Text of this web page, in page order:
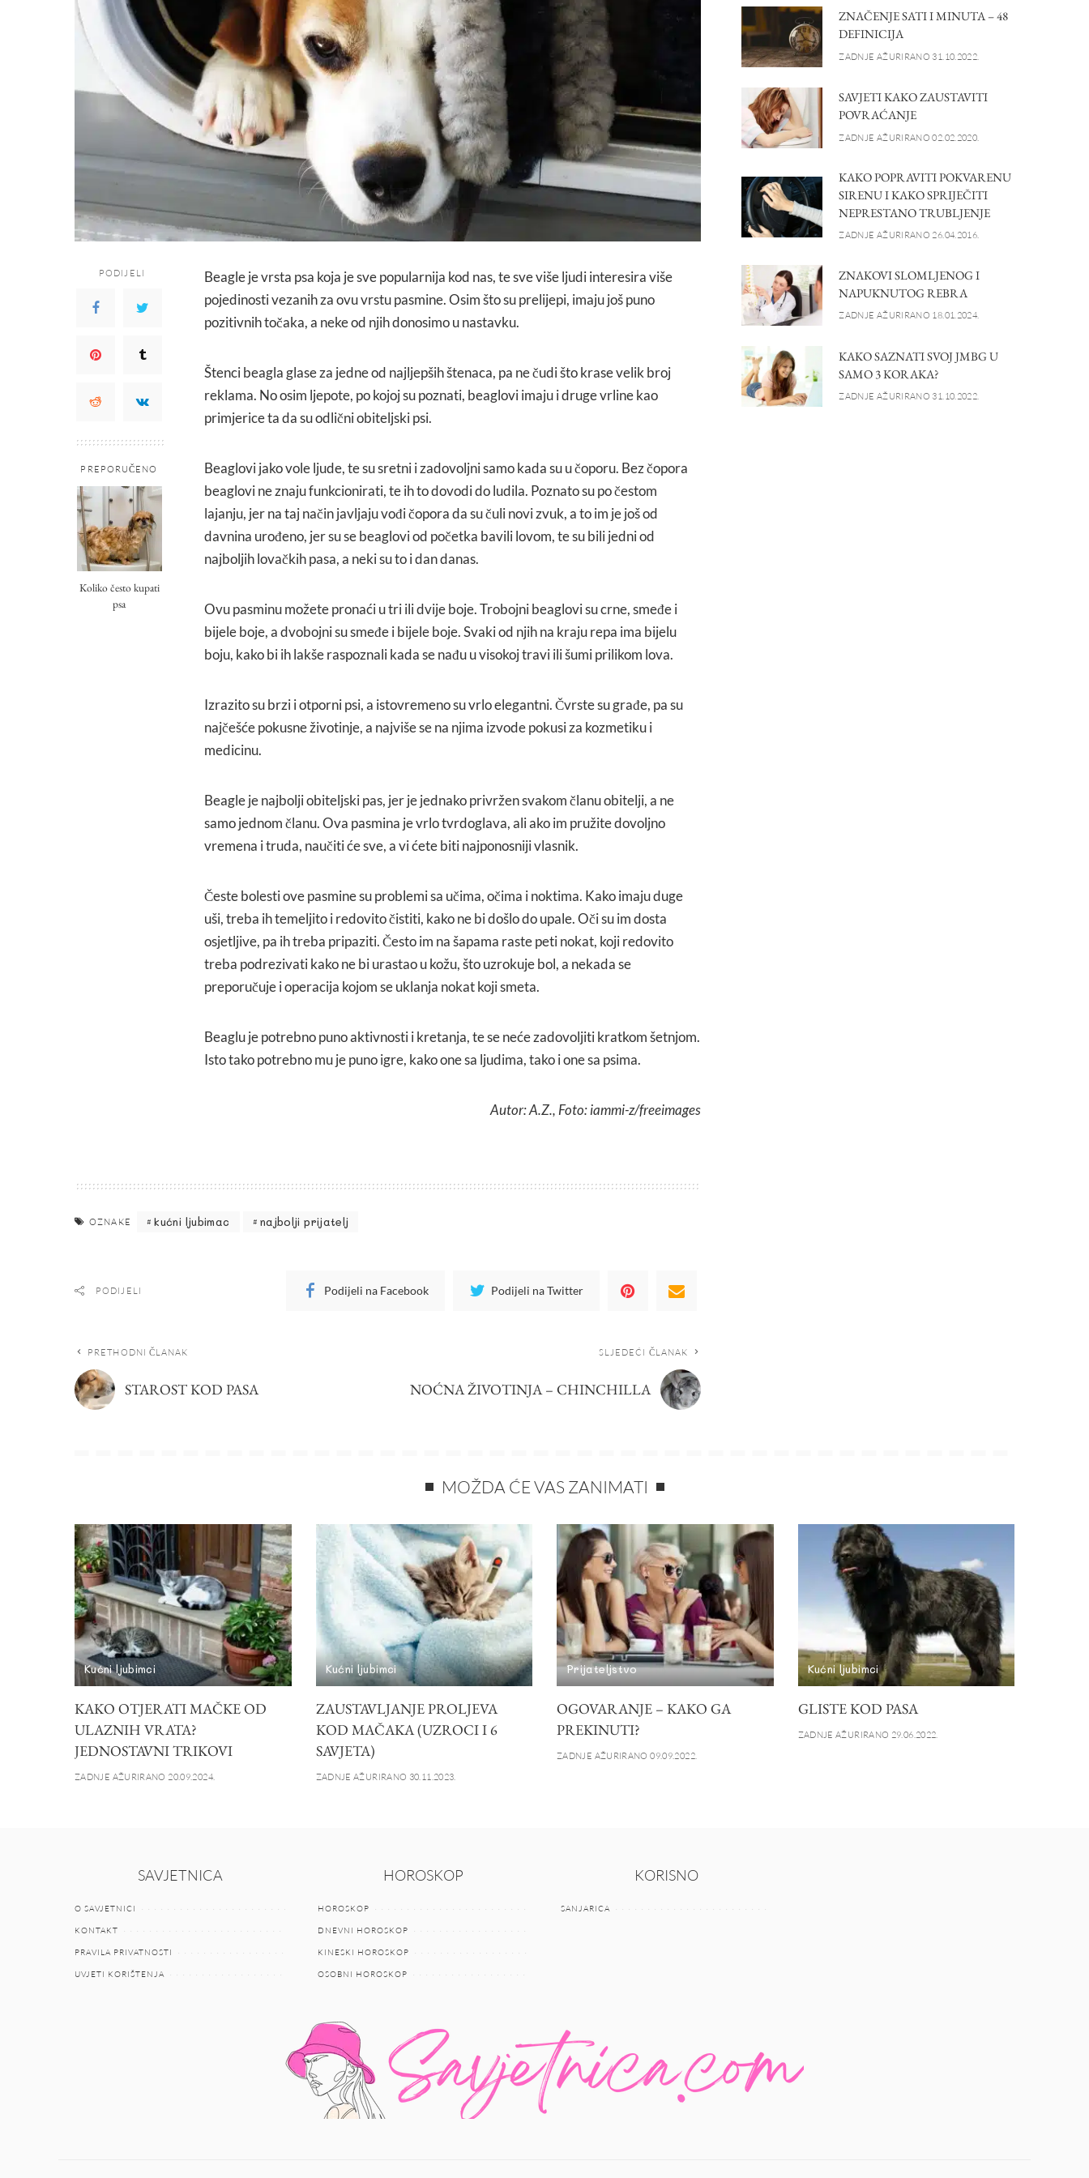
PODIJELI
PREPORUČENO
Koliko često kupati
psa
Beagle je vrsta psa koja je sve popularnija kod nas, te sve više ljudi interesira više
pojedinosti vezanih za ovu vrstu pasmine. Osim što su prelijepi, imaju još puno
pozitivnih točaka, a neke od njih donosimo u nastavku.
Štenci beagla glase za jedne od najljepših štenaca, pa ne čudi što krase velik broj
reklama. No osim ljepote, po kojoj su poznati, beaglovi imaju i druge vrline kao
primjerice ta da su odlični obiteljski psi.
Beaglovi jako vole ljude, te su sretni i zadovoljni samo kada su u čoporu. Bez čopora
beaglovi ne znaju funkcionirati, te ih to dovodi do ludila. Poznato su po čestom
lajanju, jer na taj način javljaju vođi čopora da su čuli novi zvuk, a to im je još od
davnina urođeno, jer su se beaglovi od početka bavili lovom, te su bili jedni od
najboljih lovačkih pasa, a neki su to i dan danas.
Ovu pasminu možete pronaći u tri ili dvije boje. Trobojni beaglovi su crne, smeđe i
bijele boje, a dvobojni su smeđe i bijele boje. Svaki od njih na kraju repa ima bijelu
boju, kako bi ih lakše raspoznali kada se nađu u visokoj travi ili šumi prilikom lova.
Izrazito su brzi i otporni psi, a istovremeno su vrlo elegantni. Čvrste su građe, pa su
najčešće pokusne životinje, a najviše se na njima izvode pokusi za kozmetiku i
medicinu.
Beagle je najbolji obiteljski pas, jer je jednako privržen svakom članu obitelji, a ne
samo jednom članu. Ova pasmina je vrlo tvrdoglava, ali ako im pružite dovoljno
vremena i truda, naučiti će sve, a vi ćete biti najponosniji vlasnik.
Česte bolesti ove pasmine su problemi sa učima, očima i noktima. Kako imaju duge
uši, treba ih temeljito i redovito čistiti, kako ne bi došlo do upale. Oči su im dosta
osjetljive, pa ih treba pripaziti. Često im na šapama raste peti nokat, koji redovito
treba podrezivati kako ne bi urastao u kožu, što uzrokuje bol, a nekada se
preporučuje i operacija kojom se uklanja nokat koji smeta.
Beaglu je potrebno puno aktivnosti i kretanja, te se neće zadovoljiti kratkom šetnjom.
Isto tako potrebno mu je puno igre, kako one sa ljudima, tako i one sa psima.
Autor: A.Z., Foto: iammi-z/freeimages
OZNAKE kućni ljubimac najbolji prijatelj
PODIJELI Podijeli na Facebook Podijeli na Twitter
PRETHODNI ČLANAK
STAROST KOD PASA
SLJEDEĆI ČLANAK
NOĆNA ŽIVOTINJA – CHINCHILLA
ZNAČENJE SATI I MINUTA – 48
DEFINICIJA
ZADNJE AŽURIRANO 31.10.2022.
SAVJETI KAKO ZAUSTAVITI
POVRAĆANJE
ZADNJE AŽURIRANO 02.02.2020.
KAKO POPRAVITI POKVARENU
SIRENU I KAKO SPRIJEČITI
NEPRESTANO TRUBLJENJE
ZADNJE AŽURIRANO 26.04.2016.
ZNAKOVI SLOMLJENOG I
NAPUKNUTOG REBRA
ZADNJE AŽURIRANO 18.01.2024.
KAKO SAZNATI SVOJ JMBG U
SAMO 3 KORAKA?
ZADNJE AŽURIRANO 31.10.2022.
MOŽDA ĆE VAS ZANIMATI
Kućni ljubimci
KAKO OTJERATI MAČKE OD
ULAZNIH VRATA?
JEDNOSTAVNI TRIKOVI
ZADNJE AŽURIRANO 20.09.2024.
Kućni ljubimci
ZAUSTAVLJANJE PROLJEVA
KOD MAČAKA (UZROCI I 6
SAVJETA)
ZADNJE AŽURIRANO 30.11.2023.
Prijateljstvo
OGOVARANJE – KAKO GA
PREKINUTI?
ZADNJE AŽURIRANO 09.09.2022.
Kućni ljubimci
GLISTE KOD PASA
ZADNJE AŽURIRANO 29.06.2022.
SAVJETNICA
O SAVJETNICI
KONTAKT
PRAVILA PRIVATNOSTI
UVJETI KORIŠTENJA
HOROSKOP
HOROSKOP
DNEVNI HOROSKOP
KINESKI HOROSKOP
OSOBNI HOROSKOP
KORISNO
SANJARICA